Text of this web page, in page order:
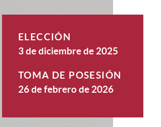
ELECCIÓN
3 de diciembre de 2025
TOMA DE POSESIÓN
26 de febrero de 2026